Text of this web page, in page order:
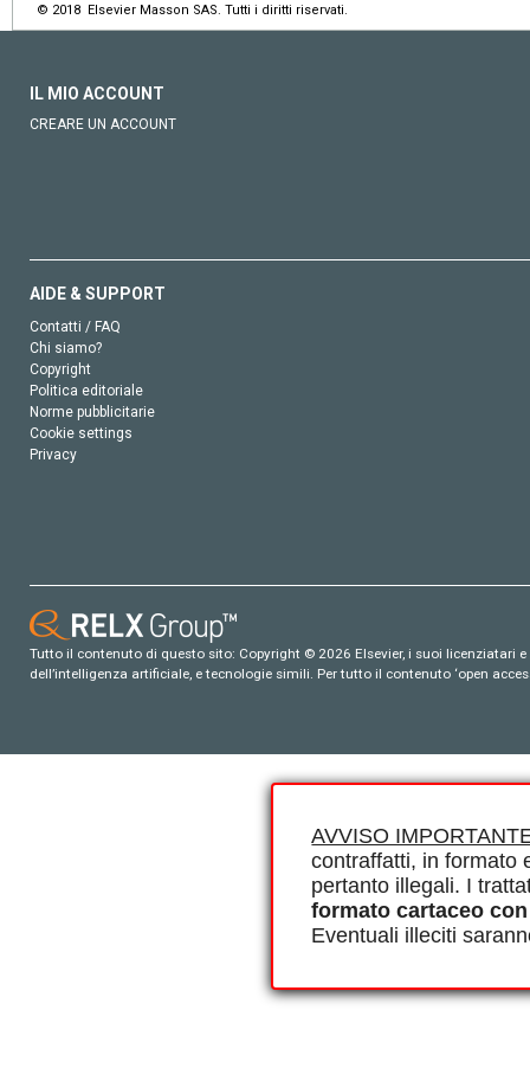
AVVISO
contraffatti, in formato
pertanto illegali. I
formato cartaceo
Eventuali illeciti
© 2018 Elsevier Masson SAS. Tutti i diritti riservati.
IL MIO ACCOUNT
CREARE UN ACCOUNT
AIDE & SUPPORT
Contatti / FAQ
Chi siamo?
Copyright
Politica editoriale
Norme pubblicitarie
Cookie settings
Privacy
Tutto il contenuto di questo sito: Copyright © 2026 Elsevier, i suoi
dell’intelligenza artificiale, e tecnologie simili. Per tutto il contenuto ‘open